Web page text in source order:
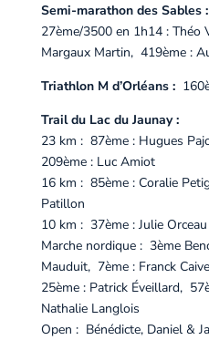
Semi-marathon des Sables :
27ème/3500 en 1h14 : Théo
Margaux Martin, 419ème :
Triathlon M d’Orléans :
Trail du Lac du Jaunay :
23 km : 87ème : Hugues
209ème : Luc Amiot
16 km : 85ème : Coralie
Patillon
10 km : 37ème : Julie Orceau
Marche nordique : 3ème
Mauduit, 7ème : Franck
25ème : Patrick Éveillard,
Nathalie Langlois
Open : Bénédicte, Daniel &